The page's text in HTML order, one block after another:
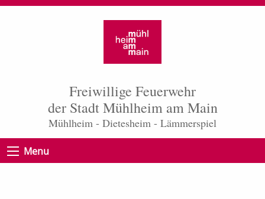
Freiwillige Feuerwehr
der Stadt Mühlheim am Main
Mühlheim - Dietesheim - Lämmerspiel
Menu